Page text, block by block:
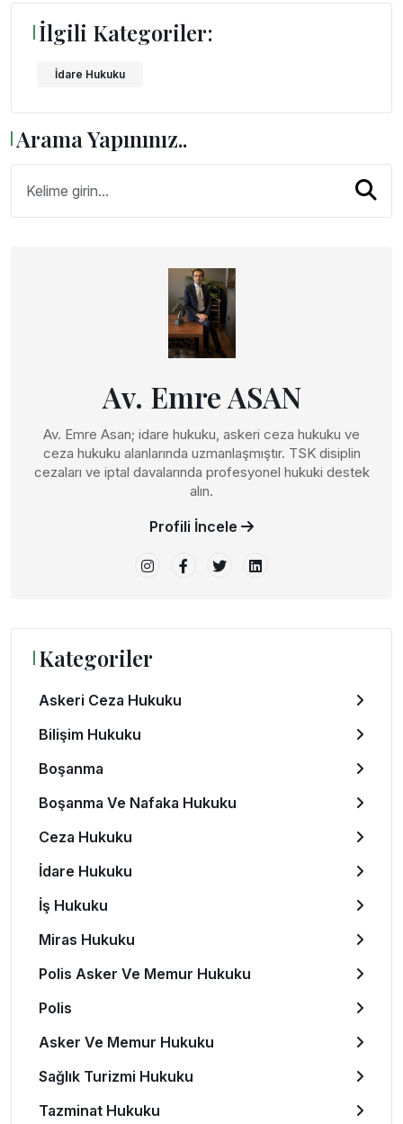
İlgili Kategoriler:
İdare Hukuku
Arama Yapınınız..
Av. Emre ASAN
Av. Emre Asan; idare hukuku, askeri ceza hukuku ve
ceza hukuku alanlarında uzmanlaşmıştır. TSK disiplin
cezaları ve iptal davalarında profesyonel hukuki destek
alın.
Profili İncele
Kategoriler
Askeri Ceza Hukuku
Bilişim Hukuku
Boşanma
Boşanma Ve Nafaka Hukuku
Ceza Hukuku
İdare Hukuku
İş Hukuku
Miras Hukuku
Polis Asker Ve Memur Hukuku
Polis
Asker Ve Memur Hukuku
Sağlık Turizmi Hukuku
Tazminat Hukuku